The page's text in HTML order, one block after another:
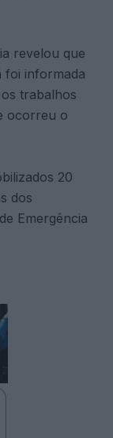
revelou que
foi informada
trabalhos
ocorreu o
20
dos
Emergência